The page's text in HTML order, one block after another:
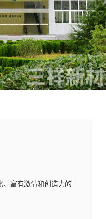
富有激情和创造力的